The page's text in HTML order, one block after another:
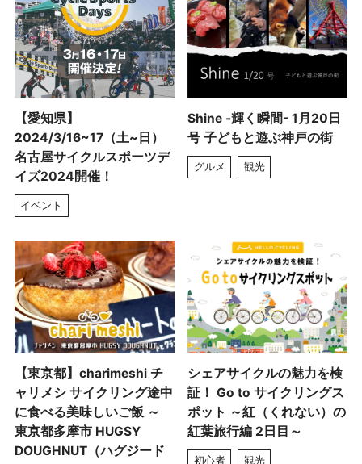
【愛知県】
2024/3/16~17（土~日）
名古屋サイクルスポーツデ
イズ2024開催！
イベント
Shine -輝く瞬間- 1月20日
号 子どもと遊ぶ神戸の街
グルメ 観光
【東京都】charimeshi チ
ャリメシ サイクリング途中
に食べる美味しいご飯 ～
東京都多摩市 HUGSY
DOUGHNUT（ハグジード
シェアサイクルの魅力を検
証！ Go to サイクリングス
ポット ～紅（くれない）の
紅葉旅行編 2日目～
初心者 観光